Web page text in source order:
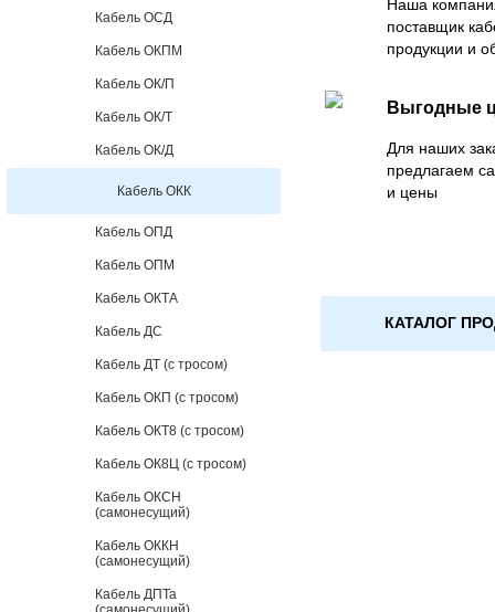
Кабель ОСД
Кабель ОКПМ
Кабель ОК/П
Кабель ОК/Т
Кабель ОК/Д
Кабель ОКК
Кабель ОПД
Кабель ОПМ
Кабель ОКТА
Кабель ДС
Кабель ДТ (с тросом)
Кабель ОКП (с тросом)
Кабель ОКТ8 (с тросом)
Кабель ОК8Ц (с тросом)
Кабель ОКСН
(самонесущий)
Кабель ОККН
(самонесущий)
Кабель ДПТа
Наша
поставщик
продукции и
Выгодные
Для наших
предлагаем
и цены
КАТАЛОГ